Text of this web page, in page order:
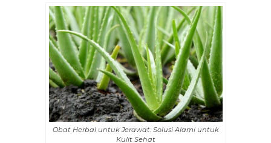
Obat Herbal untuk Jerawat: Solusi Alami untuk
Kulit Sehat